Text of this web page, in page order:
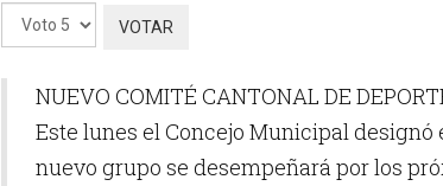
Por
favor,
vote
NUEVO COMITÉ CANTONAL DE
Este lunes el Concejo Municipal designó
nuevo grupo se desempeñará por los